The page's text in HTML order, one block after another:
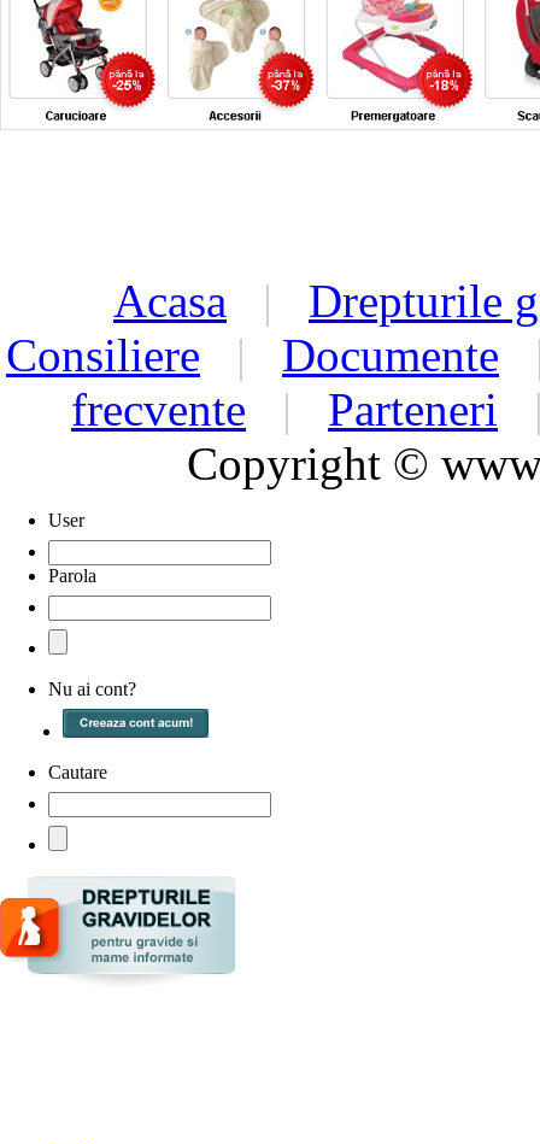
Acasa | Drepturile
Consiliere | Documente
frecvente | Parteneri
Copyright ©
User
Parola
Nu ai cont?
Cautare